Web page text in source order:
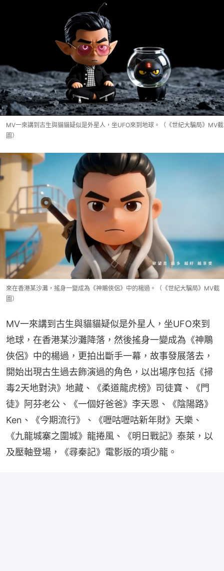
MV一來講到古生與貓貓疑似是外星人，坐UFO來到地球。（《世紀大騙局》MV截
圖）
來在香港某沙灘，搖身一變成為《神鵰俠侶》中的楊過。（《世紀大騙局》MV截
圖）
MV一來講到古生與貓貓疑似是外星人，坐UFO來到
地球，在香港某沙灘降落，然後搖身一變成為《神鵰
俠侶》中的楊過，更拍出斷手一幕，故事發展落去，
開始出現古生過去飾演過的角色，以出場序包括《掃
毒2天地對決》地藏、《柔道龍虎榜》司徒寶、《門
徒》阿芬老公、《一個好爸爸》李天恩、《陰陽路》
Ken、《今期流行》、《嚦咕嚦咕新年財》天樂、
《九龍城寨之圍城》龍捲風、《明日戰記》泰萊，以
及壓軸登場，《尋秦記》電影版的項少龍。